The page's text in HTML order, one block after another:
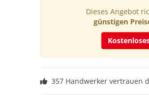
Dieses Angebot
günstigen
357 Handwerker vertrauen